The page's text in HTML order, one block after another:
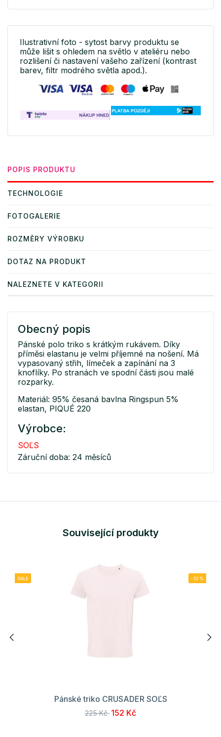
Ilustrativní foto - sytost barvy produktu se
může lišit s ohledem na světlo v ateliéru nebo
rozlišení či nastavení vašeho zařízení (kontrast
barev, filtr modrého světla apod.).
POPIS PRODUKTU
TECHNOLOGIE
FOTOGALERIE
ROZMĚRY VÝROBKU
DOTAZ NA PRODUKT
NALEZNETE V KATEGORII
Obecný popis
Pánské polo triko s krátkým rukávem. Díky
příměsi elastanu je velmi příjemné na nošení. Má
vypasovaný střih, límeček a zapínání na 3
knoflíky. Po stranách ve spodní části jsou malé
rozparky.
Materiál: 95% česaná bavlna Ringspun 5%
elastan, PIQUÉ 220
Výrobce:
SOĽS
Záruční doba: 24 měsíců
Související produkty
SALE -32%
Pánské triko CRUSADER SOĽS
225 Kč 152 Kč